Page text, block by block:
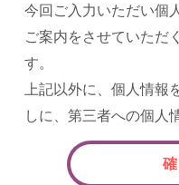
今回ご入力いただい個
ご案内をさせていただ
す。
上記以外に、個人情報
しに、第三者への個人